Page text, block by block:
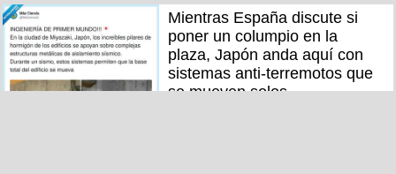
Mientras España discute si
poner un columpio en la
plaza, Japón anda aquí con
sistemas anti-terremotos que
se mueven solos